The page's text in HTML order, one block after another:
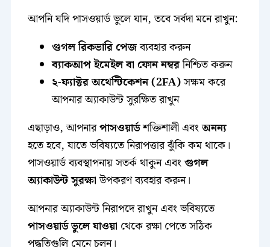
আপনি যদি পাসওয়ার্ড ভুলে যান, তবে সর্বদা মনে রাখুন:
গুগল রিকভারি পেজব্যবহার করুন
ব্যাকআপ ইমেইল বা ফোন নম্বরনিশ্চিত করুন
২-ফ্যাক্টর অথেন্টিকেশন (2FA)সক্ষম করে
আপনার অ্যাকাউন্ট সুরক্ষিত রাখুন
এছাড়াও, আপনারপাসওয়ার্ডশক্তিশালী এবংঅনন্য
হতে হবে, যাতে ভবিষ্যতে নিরাপত্তার ঝুঁকি কম থাকে।
পাসওয়ার্ড ব্যবস্থাপনায় সতর্ক থাকুন এবংগুগল
অ্যাকাউন্ট সুরক্ষাউপকরণ ব্যবহার করুন।
আপনার অ্যাকাউন্ট নিরাপদে রাখুন এবং ভবিষ্যতে
পাসওয়ার্ড ভুলে যাওয়া থেকে রক্ষা পেতে সঠিক